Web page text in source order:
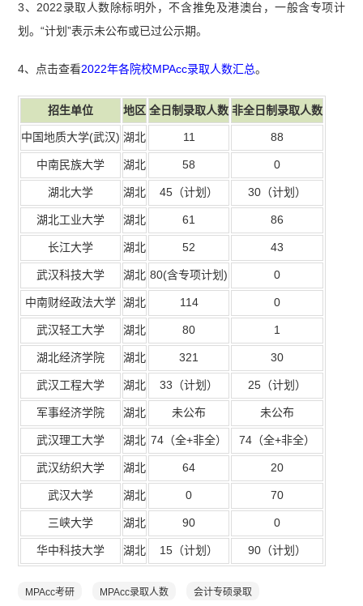
3、2022录取人数除标明外，不含推免及港澳台，一般含专项计
划。“计划”表示未公布或已过公示期。
4、点击查看2022年各院校MPAcc录取人数汇总。
招生单位 地区 全日制录取人数 非全日制录取人数
中国地质大学(武汉) 湖北 11 88
中南民族大学 湖北 58 0
湖北大学 湖北 45 （计划） 30 （计划）
湖北工业大学 湖北 61 86
长江大学 湖北 52 43
武汉科技大学 湖北 80(含专项计划) 0
中南财经政法大学 湖北 114 0
武汉轻工大学 湖北 80 1
湖北经济学院 湖北 321 30
武汉工程大学 湖北 33 （计划） 25 （计划）
军事经济学院 湖北 未公布 未公布
武汉理工大学 湖北 74 （全+非全） 74 （全+非全）
武汉纺织大学 湖北 64 20
武汉大学 湖北 0 70
三峡大学 湖北 90 0
华中科技大学 湖北 15 （计划） 90 （计划）
MPAcc考研 MPAcc录取人数 会计专硕录取